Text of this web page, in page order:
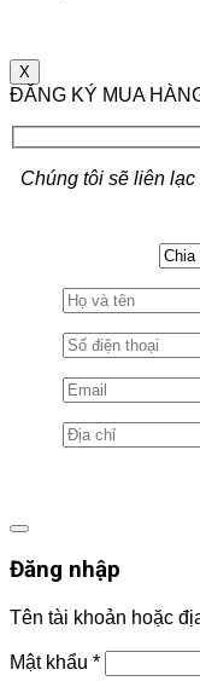
X
ĐĂNG KÝ MUA
Chúng tôi sẽ liên
Đăng nhập
Tên tài khoản hoặc
Mật khẩu *